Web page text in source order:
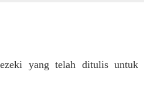
yang telah ditulis untuk